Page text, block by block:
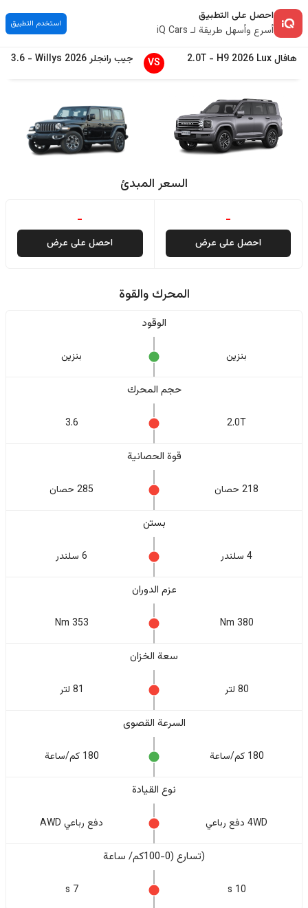
احصل على التطبيق
أسرع وأسهل طريقة لـ iQ Cars
استخدم التطبيق
هافال H9 2026 Lux
-
2.0T
VS جيب رانجلر2026
Willys
-
3.6
السعر المبدئ
-
احصل على عرض
-
احصل على عرض
المحرك والقوة
الوقود
بنزين بنزين
حجم المحرك
2.0T
3.6
قوة الحصانية
218 حصان 285 حصان
بستن
4 سلندر 6 سلندر
عزم الدوران
380 Nm
353 Nm
سعة الخزان
80 لتر 81 لتر
السرعة القصوى
180 كم/ساعة 180 كم/ساعة
نوع القيادة
4WD دفع رباعي دفع رباعي AWD
(تسارع (0-100كم/ ساعة
10 s
7 s